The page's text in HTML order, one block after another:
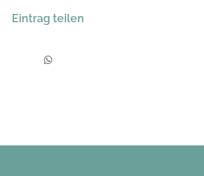
Eintrag teilen